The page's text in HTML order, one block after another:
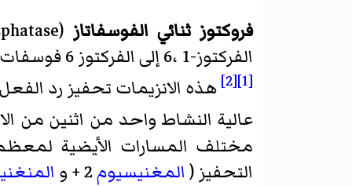
فروكتوز ثنائي الفوسفاتاز (
الفركتوز-1 ،6
إلى الفركتوز 6 فوسفات
[1]
[2]
عالية النشاط واحد من اثنين من
مختلف المسارات الأيضية
التحفيز ( المغنيسيوم